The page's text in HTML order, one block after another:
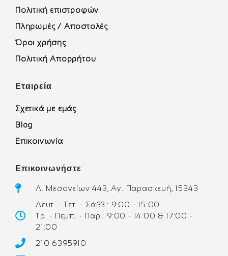
Πολιτική επιστροφών
Πληρωμές / Αποστολές
Όροι χρήσης
Πολιτική Απορρήτου
Εταιρεία
Σχετικά με εμάς
Blog
Επικοινωνία
Επικοινωνήστε
Λ. Μεσογείων 443, Αγ. Παρασκευή, 15343
Δευτ. - Τετ. - Σάββ.: 9:00 - 15:00
Τρ. - Πεμπ. - Παρ.: 9:00 - 14:00 & 17:00 -
21:00
210 6395910